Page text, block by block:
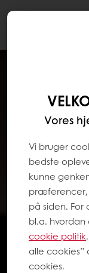
Vores
Vi bruger
bedste
kunne
præferencer,
på siden.
bl.a. hvordan
cookie politik
alle
cookies.